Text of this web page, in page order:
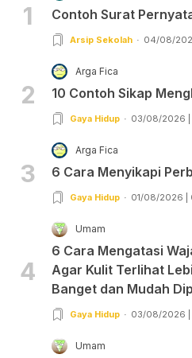
1 Contoh Surat
Arsip Sekolah 04/08/
2
Arga Fica
10 Contoh Sikap
Gaya Hidup 03/08/2026 |
3
Arga Fica
6 Cara Menyikapi
Gaya Hidup 01/08/2026 |
4
Umam
6 Cara Mengatasi
Agar Kulit Terlihat
Banget dan Mudah
Gaya Hidup 03/08/2026 |
Umam